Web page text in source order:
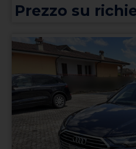
Prezzo su